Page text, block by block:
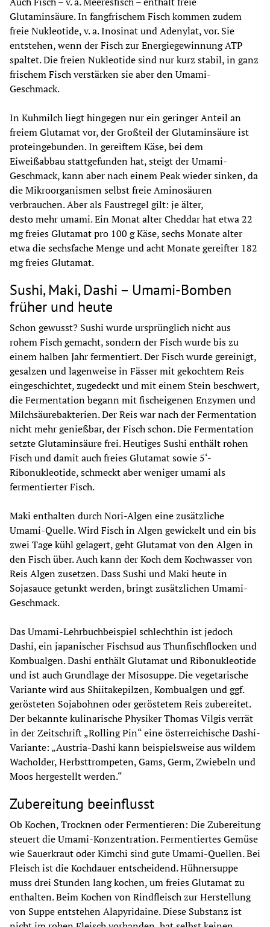
Glutaminsäure. In fangfrischem Fisch kommen zudem
freie Nukleotide, v. a. Inosinat und Adenylat, vor. Sie
entstehen, wenn der Fisch zur Energiegewinnung ATP
spaltet. Die freien Nukleotide sind nur kurz stabil, in ganz
frischem Fisch verstärken sie aber den Umami-
Geschmack.
In Kuhmilch liegt hingegen nur ein geringer Anteil an
freiem Glutamat vor, der Großteil der Glutaminsäure ist
proteingebunden. In gereiftem Käse, bei dem
Eiweißabbau stattgefunden hat, steigt der Umami-
Geschmack, kann aber nach einem Peak wieder sinken, da
die Mikroorganismen selbst freie Aminosäuren
verbrauchen. Aber als Faustregel gilt: je älter,
desto mehr umami. Ein Monat alter Cheddar hat etwa 22
mg freies Glutamat pro 100 g Käse, sechs Monate alter
etwa die sechsfache Menge und acht Monate gereifter 182
mg freies Glutamat.
Sushi, Maki, Dashi – Umami-Bomben
früher und heute
Schon gewusst? Sushi wurde ursprünglich nicht aus
rohem Fisch gemacht, sondern der Fisch wurde bis zu
einem halben Jahr fermentiert. Der Fisch wurde gereinigt,
gesalzen und lagenweise in Fässer mit gekochtem Reis
eingeschichtet, zugedeckt und mit einem Stein beschwert,
die Fermentation begann mit fischeigenen Enzymen und
Milchsäurebakterien. Der Reis war nach der Fermentation
nicht mehr genießbar, der Fisch schon. Die Fermentation
setzte Glutaminsäure frei. Heutiges Sushi enthält rohen
Fisch und damit auch freies Glutamat sowie 5‘-
Ribonukleotide, schmeckt aber weniger umami als
fermentierter Fisch.
Maki enthalten durch Nori-Algen eine zusätzliche
Umami-Quelle. Wird Fisch in Algen gewickelt und ein bis
zwei Tage kühl gelagert, geht Glutamat von den Algen in
den Fisch über. Auch kann der Koch dem Kochwasser von
Reis Algen zusetzen. Dass Sushi und Maki heute in
Sojasauce getunkt werden, bringt zusätzlichen Umami-
Geschmack.
Das Umami-Lehrbuchbeispiel schlechthin ist jedoch
Dashi, ein japanischer Fischsud aus Thunfischflocken und
Kombualgen. Dashi enthält Glutamat und Ribonukleotide
und ist auch Grundlage der Misosuppe. Die vegetarische
Variante wird aus Shiitakepilzen, Kombualgen und ggf.
gerösteten Sojabohnen oder geröstetem Reis zubereitet.
Der bekannte kulinarische Physiker Thomas Vilgis verrät
in der Zeitschrift „Rolling Pin“ eine österreichische Dashi-
Variante: „Austria-Dashi kann beispielsweise aus wildem
Wacholder, Herbsttrompeten, Gams, Germ, Zwiebeln und
Moos hergestellt werden.“
Zubereitung beeinflusst
Ob Kochen, Trocknen oder Fermentieren: Die Zubereitung
steuert die Umami-Konzentration. Fermentiertes Gemüse
wie Sauerkraut oder Kimchi sind gute Umami-Quellen. Bei
Fleisch ist die Kochdauer entscheidend. Hühnersuppe
muss drei Stunden lang kochen, um freies Glutamat zu
enthalten. Beim Kochen von Rindfleisch zur Herstellung
von Suppe entstehen Alapyridaine. Diese Substanz ist